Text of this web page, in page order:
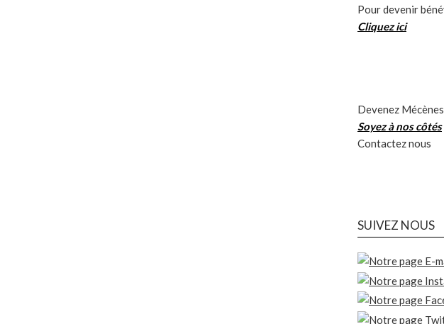
Pour devenir
Cliquez ici
Devenez Mécènes
Soyez à nos côtés
Contactez nous
SUIVEZ NOUS